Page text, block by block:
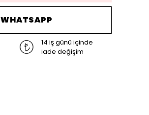
WHATSAPP
14 iş günü içinde
iade değişim